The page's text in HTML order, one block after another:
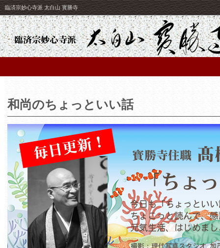
臨済宗妙心寺派 太白山 寳勝寺
和尚のちょっといい話